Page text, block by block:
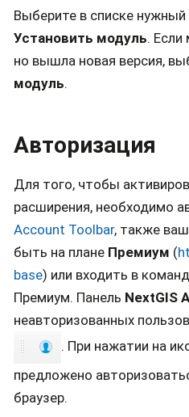
Выберите в списке
Установить модуль. Если
но вышла новая версия,
модуль.
Авторизация
Для того, чтобы
расширения, необходимо
Account Toolbar, также
быть на плане Премиум (
base) или входить в
Премиум. Панель NextGIS
неавторизованных
. При нажатии на
предложено
браузер.